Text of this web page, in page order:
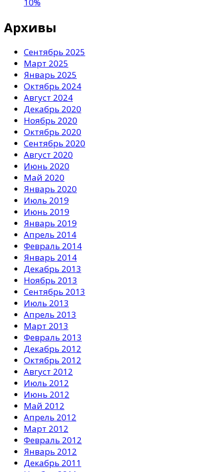
10%
Архивы
Сентябрь 2025
Март 2025
Январь 2025
Октябрь 2024
Август 2024
Декабрь 2020
Ноябрь 2020
Октябрь 2020
Сентябрь 2020
Август 2020
Июнь 2020
Май 2020
Январь 2020
Июль 2019
Июнь 2019
Январь 2019
Апрель 2014
Февраль 2014
Январь 2014
Декабрь 2013
Ноябрь 2013
Сентябрь 2013
Июль 2013
Апрель 2013
Март 2013
Февраль 2013
Декабрь 2012
Октябрь 2012
Август 2012
Июль 2012
Июнь 2012
Май 2012
Апрель 2012
Март 2012
Февраль 2012
Январь 2012
Декабрь 2011